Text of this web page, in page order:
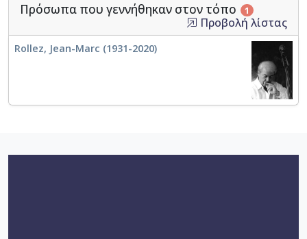
Πρόσωπα που γεννήθηκαν στον τόπο 1
Προβολή λίστας
Rollez, Jean-Marc (1931-2020)